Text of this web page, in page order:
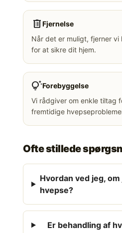
deleteFjernelse
Når det er muligt, fjerner
for at sikre dit hjem.
tips_and_updatesForebyggelse
Vi rådgiver om enkle tiltag
fremtidige
Ofte stillede
Hvordan ved jeg,
hvepse?
Er behandling af